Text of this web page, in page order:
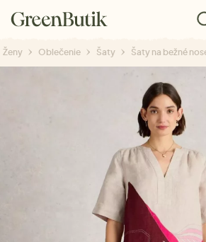
Ženy Oblečenie Šaty Šaty na bežné